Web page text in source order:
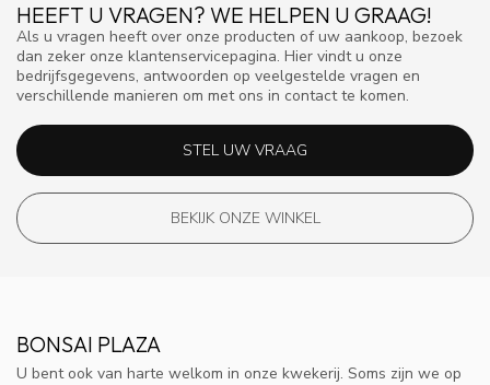
HEEFT U VRAGEN? WE HELPEN U GRAAG!
Als u vragen heeft over onze producten of uw aankoop, bezoek
dan zeker onze klantenservicepagina. Hier vindt u onze
bedrijfsgegevens, antwoorden op veelgestelde vragen en
verschillende manieren om met ons in contact te komen.
STEL UW VRAAG
BEKIJK ONZE WINKEL
BONSAI PLAZA
U bent ook van harte welkom in onze kwekerij. Soms zijn we op